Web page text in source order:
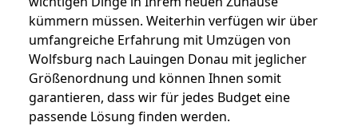
kümmern müssen. Weiterhin verfügen wir über
umfangreiche Erfahrung mit Umzügen von
Wolfsburg nach Lauingen Donau mit jeglicher
Größenordnung und können Ihnen somit
garantieren, dass wir für jedes Budget eine
passende Lösung finden werden.